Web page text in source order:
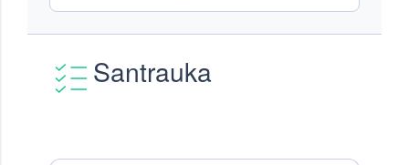
Santrauka